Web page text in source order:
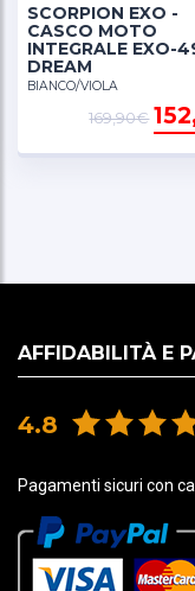
SCORPION EXO -
CASCO MOTO
INTEGRALE EXO-
DREAM
BIANCO/VIOLA
169,90€
AFFIDABILITÀ E
4.8
Pagamenti sicuri con